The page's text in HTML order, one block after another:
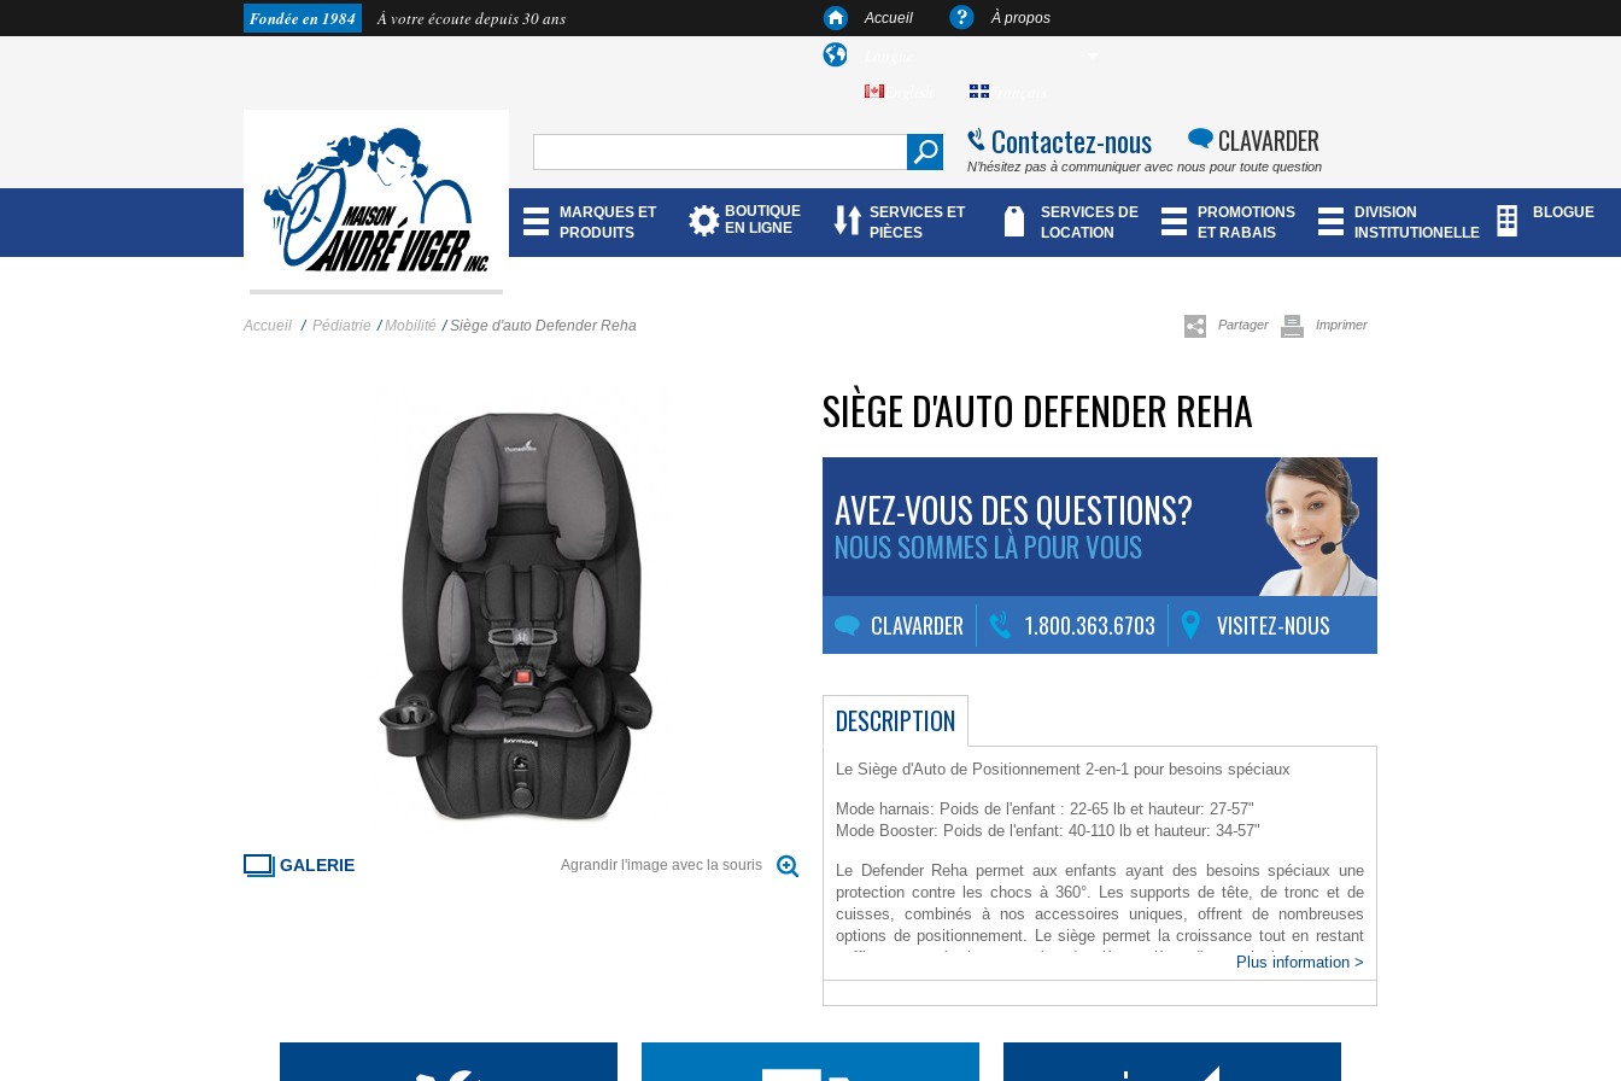
Fondée en 1984 À votre écoute depuis 30 ans Accueil À propos
Contactez-nous CLAVARDER
N’hésitez pas à communiquer avec nous pour toute question
MARQUES ET
PRODUITS
BOUTIQUE
EN LIGNE
SERVICES ET
PIÈCES
SERVICES DE
LOCATION
PROMOTIONS
ET RABAIS
DIVISION
INSTITUTIONELLE
BLOGUE
Accueil / Pédiatrie / Mobilité / Siège d'auto Defender Reha Partager Imprimer
GALERIE Agrandir l'image avec la souris
SIÈGE D'AUTO DEFENDER REHA
AVEZ-VOUS DES QUESTIONS?
NOUS SOMMES LÀ POUR VOUS
CLAVARDER 1.800.363.6703 VISITEZ-NOUS
DESCRIPTION
Le Siège d'Auto de Positionnement 2-en-1 pour besoins spéciaux
Mode harnais: Poids de l'enfant : 22-65 lb et hauteur: 27-57"
Mode Booster: Poids de l'enfant: 40-110 lb et hauteur: 34-57"
Le Defender Reha permet aux enfants ayant des besoins spéciaux une
protection contre les chocs à 360°. Les supports de tête, de tronc et de
cuisses, combinés à nos accessoires uniques, offrent de nombreuses
options de positionnement. Le siège permet la croissance tout en restant
suffisamment étroit pour qu'un deuxième siège d'auto ainsi qu'un autre
enfant puissent s'installer sur la banquette arrière.
213 américaines et canadiennes CMVSS 213
* Supports de positionnement de la tête, du tronc et des cuisses INCLUS
Plus information >